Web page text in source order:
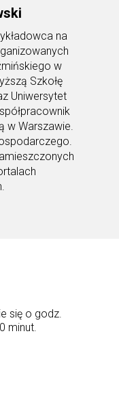
na
w
Szkołę
Uniwersytet
w Warszawie.
się o godz.
minut.